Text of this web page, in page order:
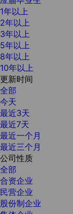
1年以上
2年以上
3年以上
5年以上
8年以上
10年以上
更新时间
全部
今天
最近3天
最近7天
最近一个月
最近三个月
公司性质
全部
合资企业
民营企业
股份制企业